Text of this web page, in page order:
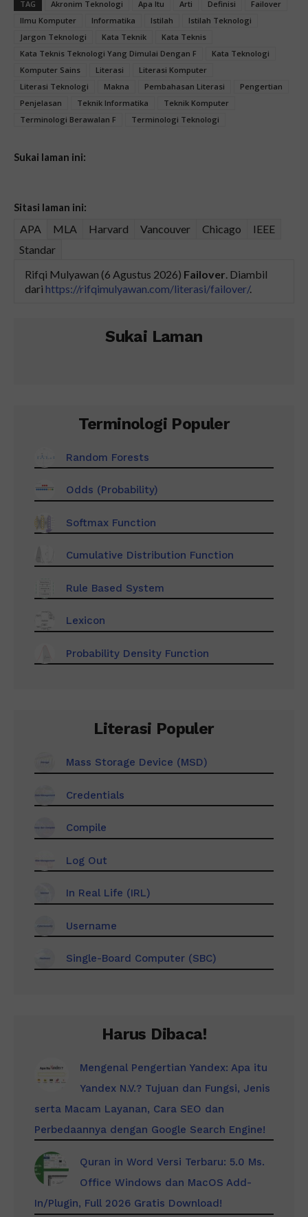
TAG Akronim Teknologi Apa Itu Arti Definisi
Failover
Ilmu Komputer
Informatika Istilah
Istilah Teknologi
Jargon Teknologi
Kata Teknik
Kata Teknis
Kata Teknis Teknologi Yang Dimulai Dengan F
Kata Teknologi
Komputer Sains
Literasi
Literasi Komputer
Literasi Teknologi
Makna Pembahasan Literasi
Pengertian
Penjelasan
Teknik Informatika
Teknik Komputer
Terminologi Berawalan F
Terminologi Teknologi
Sukai laman ini:
Sitasi laman ini:
APA MLA Harvard Vancouver Chicago
IEEE
Standar
Rifqi Mulyawan (6 Agustus 2026) Failover . Diambil
dari https://rifqimulyawan.com/literasi/failover/.
Sukai Laman
Terminologi Populer
Random Forests
Odds (Probability)
Softmax Function
Cumulative Distribution Function
Rule Based System
Lexicon
Probability Density Function
Literasi Populer
Mass Storage Device (MSD)
Credentials
Compile
Log Out
In Real Life (IRL)
Username
Single-Board Computer (SBC)
Harus Dibaca!
Mengenal Pengertian Yandex: Apa itu
Yandex N.V.? Tujuan dan Fungsi, Jenis
serta Macam Layanan, Cara SEO dan
Perbedaannya dengan Google Search Engine!
Quran in Word Versi Terbaru: 5.0 Ms.
Office Windows dan MacOS Add-
In/Plugin, Full 2026 Gratis Download!